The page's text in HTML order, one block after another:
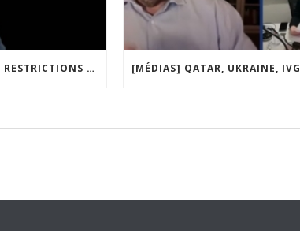
[MÉDIAS] « DES RESTRICTIONS S’INSTALLENT PETIT À PETIT DANS NOTRE PAYS » ENTRETIEN AVEC BOULEVARD VOLTAIRE